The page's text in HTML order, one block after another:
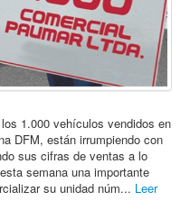
1.000 vehículos vendidos en
DFM, están irrumpiendo con
sus cifras de ventas a lo
semana una importante
su unidad núm... Leer